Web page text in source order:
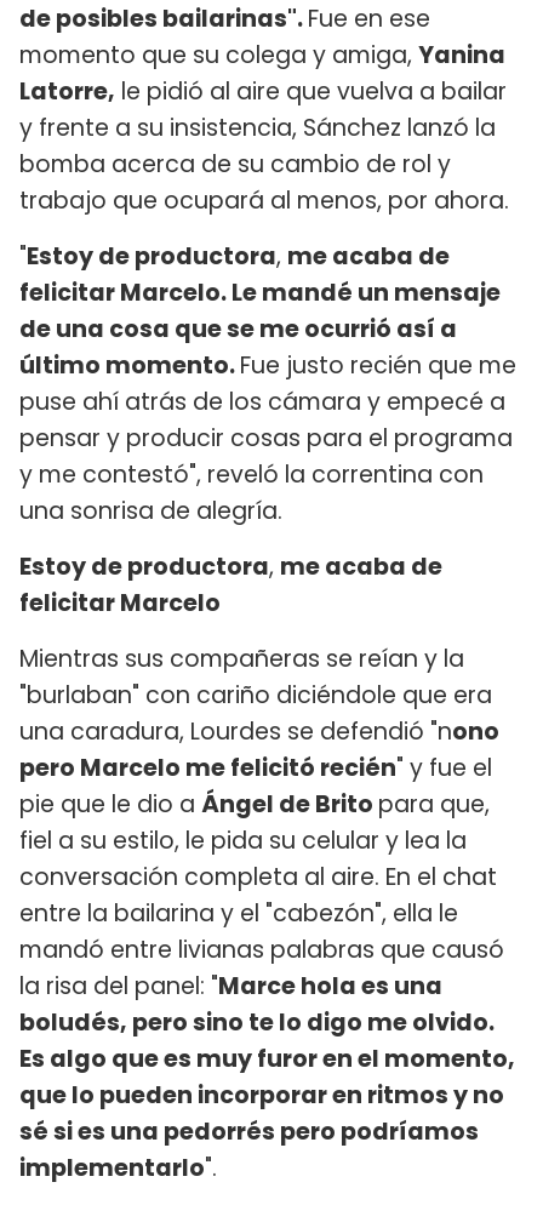
de posibles bailarinas".Fue en ese
momento que su colega y amiga, Yanina
Latorre, le pidió al aire que vuelva a bailar
y frente a su insistencia, Sánchez lanzó la
bomba acerca de su cambio de rol y
trabajo que ocupará al menos, por ahora.
"Estoy de productora, me acaba de
felicitar Marcelo. Le mandé un mensaje
de una cosa que se me ocurrió así a
último momento.Fue justo recién que me
puse ahí atrás de los cámara y empecé a
pensar y producir cosas para el programa
y me contestó", reveló la correntina con
una sonrisa de alegría.
Estoy de productora, me acaba de
felicitar Marcelo
Mientras sus compañeras se reían y la
"burlaban" con cariño diciéndole que era
una caradura, Lourdes se defendió "nono
pero Marcelo me felicitó recién" y fue el
pie que le dio a Ángel de Brito para que,
fiel a su estilo, le pida su celular y lea la
conversación completa al aire. En el chat
entre la bailarina y el "cabezón", ella le
mandó entre livianas palabras que causó
la risa del panel: "Marce hola es una
boludés, pero sino te lo digo me olvido.
Es algo que es muy furor en el momento,
que lo pueden incorporar en ritmos y no
sé si es una pedorrés pero podríamos
implementarlo".